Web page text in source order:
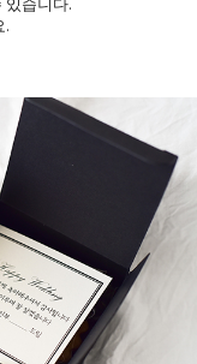
있습니다.
.